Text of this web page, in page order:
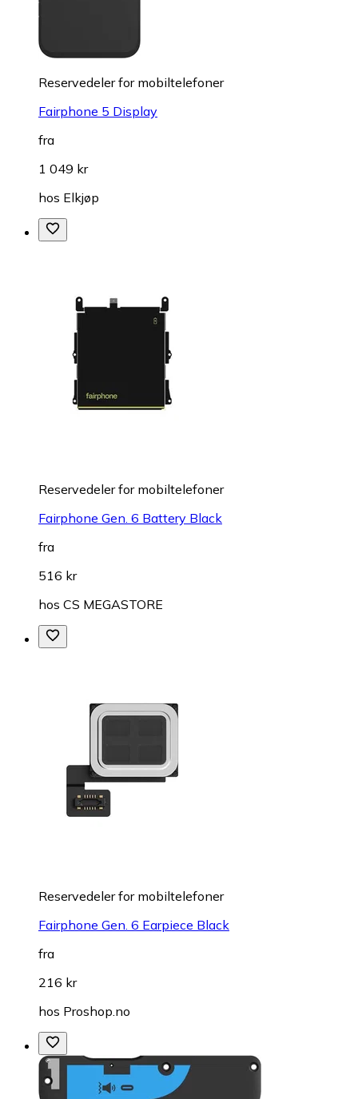
Reservedeler for mobiltelefoner
Fairphone 5 Display
fra
1 049 kr
hos Elkjøp
Reservedeler for mobiltelefoner
Fairphone Gen. 6 Battery Black
fra
516 kr
hos CS MEGASTORE
Reservedeler for mobiltelefoner
Fairphone Gen. 6 Earpiece Black
fra
216 kr
hos Proshop.no